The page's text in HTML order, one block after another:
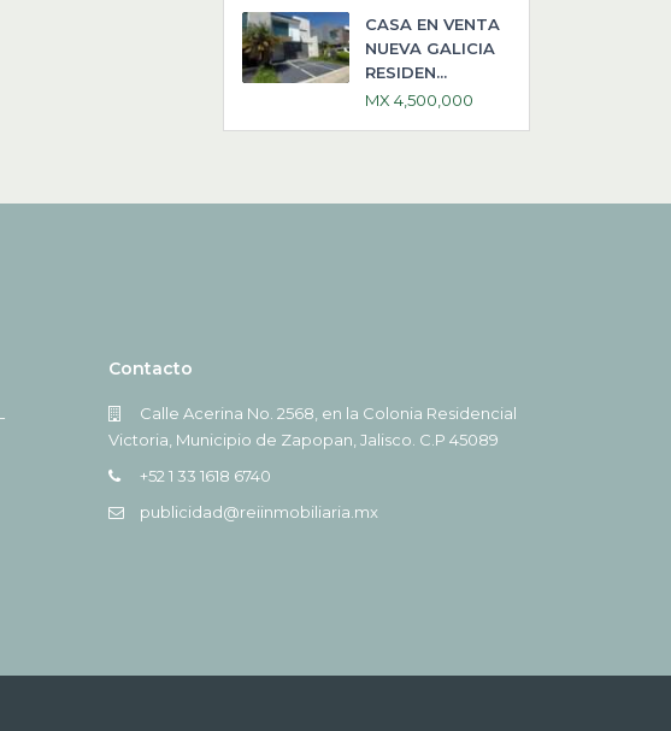
CASA EN VENTA
NUEVA GALICIA
RESIDEN...
MX 4,500,000
Contacto
Calle Acerina No. 2568, en la Colonia Residencial
Victoria, Municipio de Zapopan, Jalisco. C.P 45089
+52 1 33 1618 6740
publicidad@reiinmobiliaria.mx